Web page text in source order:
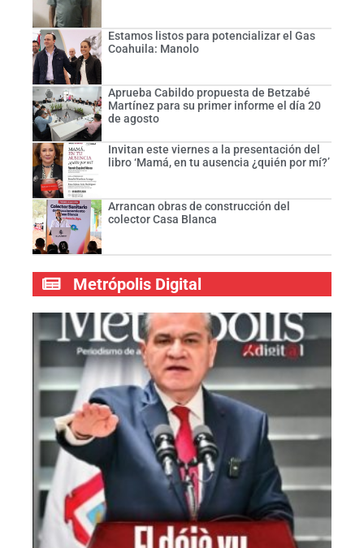
Estamos listos para potencializar el Gas
Coahuila: Manolo
Aprueba Cabildo propuesta de Betzabé
Martínez para su primer informe el día 20
de agosto
Invitan este viernes a la presentación del
libro ‘Mamá, en tu ausencia ¿quién por mí?’
Arrancan obras de construcción del
colector Casa Blanca
Metrópolis Digital